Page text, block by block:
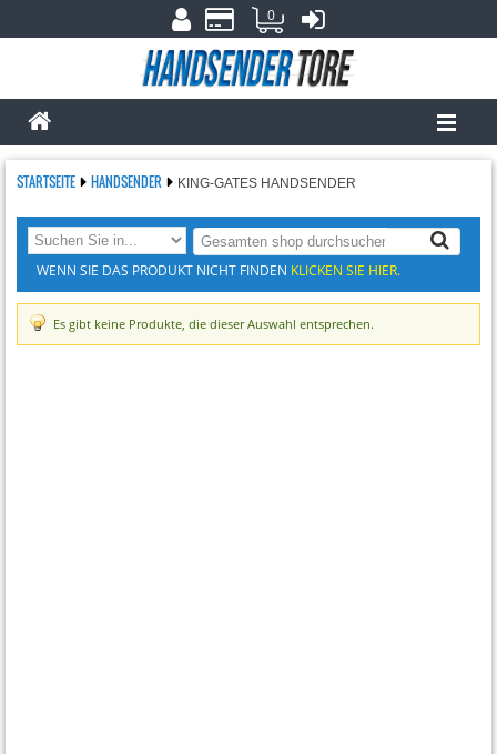
0
STARTSEITE HANDSENDER KING-GATES HANDSENDER
WENN SIE DAS PRODUKT NICHT FINDEN KLICKEN SIE HIER.
Es gibt keine Produkte, die dieser Auswahl entsprechen.